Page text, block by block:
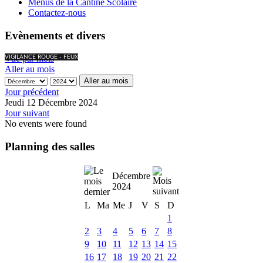
Menus de la Cantine Scolaire
Contactez-nous
Evènements et divers
VIGILANCE ROUGE - FEUX
Vue par mois
Aller au mois
Aller au mois
Jour précédent
Jeudi 12 Décembre 2024
Jour suivant
No events were found
Planning des salles
Décembre
2024
L
Ma Me J V S
D
1
2
3 4 5 6 7
8
9
10 11 12 13 14 15
16 17 18 19 20 21 22